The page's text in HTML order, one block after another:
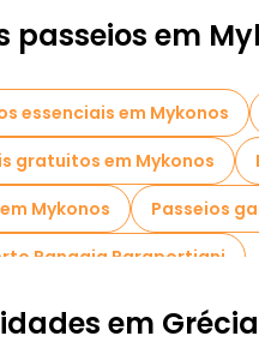
passeios em
essenciais em Mykonos
gratuitos em Mykonos
Mykonos
Passeios
Panagia Paraportiani
em Grécia